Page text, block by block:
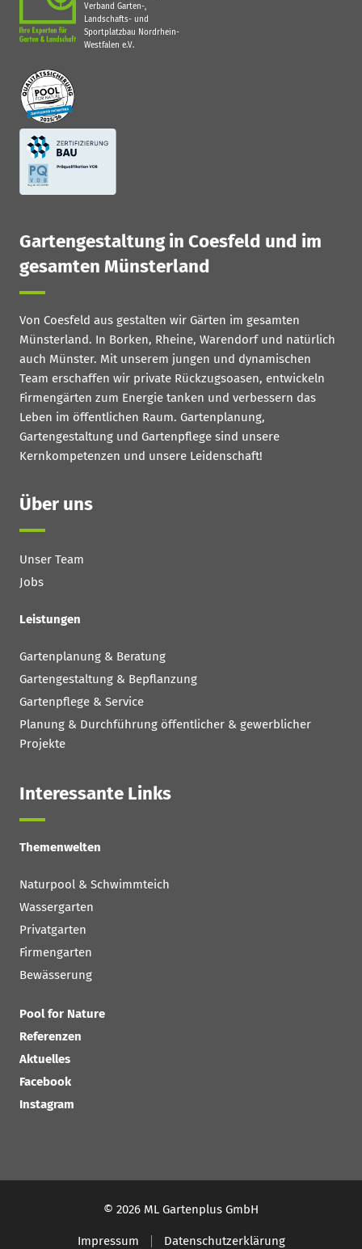
Verband Garten-,
Landschafts- und
Sportplatzbau Nordrhein-
Westfalen e.V.
Gartengestaltung in Coesfeld und im
gesamten Münsterland
Von Coesfeld aus gestalten wir Gärten im gesamten
Münsterland. In Borken, Rheine, Warendorf und natürlich
auch Münster. Mit unserem jungen und dynamischen
Team erschaffen wir private Rückzugsoasen, entwickeln
Firmengärten zum Energie tanken und verbessern das
Leben im öffentlichen Raum. Gartenplanung,
Gartengestaltung und Gartenpflege sind unsere
Kernkompetenzen und unsere Leidenschaft!
Über uns
Unser Team
Jobs
Leistungen
Gartenplanung & Beratung
Gartengestaltung & Bepflanzung
Gartenpflege & Service
Planung & Durchführung öffentlicher & gewerblicher
Projekte
Interessante Links
Themenwelten
Naturpool & Schwimmteich
Wassergarten
Privatgarten
Firmengarten
Bewässerung
Pool for Nature
Referenzen
Aktuelles
Facebook
Instagram
© 2026 ML Gartenplus GmbH
Impressum Datenschutzerklärung